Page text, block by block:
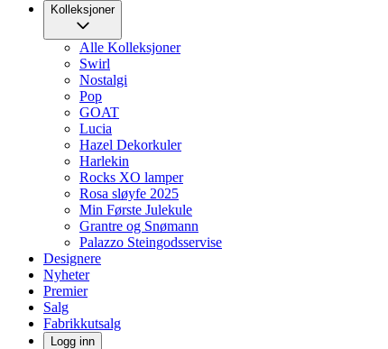
Kolleksjoner
Alle Kolleksjoner
Swirl
Nostalgi
Pop
GOAT
Lucia
Hazel Dekorkuler
Harlekin
Rocks XO lamper
Rosa sløyfe 2025
Min Første Julekule
Grantre og Snømann
Palazzo Steingodsservise
Designere
Nyheter
Premier
Salg
Fabrikkutsalg
Logg inn